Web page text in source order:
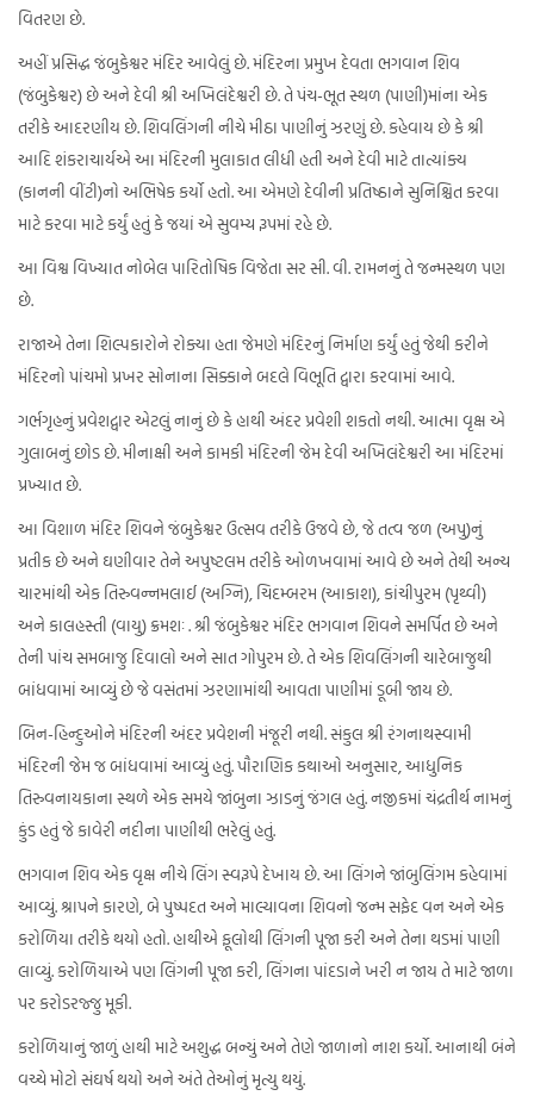
વિતરણ છે.
અહીં પ્રસિદ્ધ જંબુકેશ્વર મંદિર આવેલું છે. મંદિરના પ્રમુખ દેવતા ભગવાન શિવ
(જંબુકેશ્વર) છે અને દેવી શ્રી અખિલંદેશ્વરી છે. તે પંચ-ભૂત સ્થળ (પાણી)માંના એક
તરીકે આદરણીય છે. શિવલિંગની નીચે મીઠા પાણીનું ઝરણું છે. કહેવાય છે કે શ્રી
આદિ શંકરાચાર્યએ આ મંદિરની મુલાકાત લીધી હતી અને દેવી માટે તાત્યાંક્ય
(કાનની વીંટી)નો અભિષેક કર્યો હતો. આ એમણે દેવીની પ્રતિષ્ઠાને સુનિશ્ચિત કરવા
માટે કરવા માટે કર્યું હતું કે જયાં એ સુવમ્ય રૂપમાં રહે છે.
આ વિશ્વ વિખ્યાત નોબેલ પારિતોષિક વિજેતા સર સી. વી. રામનનું તે જન્મસ્થળ પણ
છે.
રાજાએ તેના શિલ્પકારોને રોક્યા હતા જેમણે મંદિરનું નિર્માણ કર્યું હતું જેથી કરીને
મંદિરનો પાંચમો પ્રખર સોનાના સિક્કાને બદલે વિભૂતિ દ્વારા કરવામાં આવે.
ગર્ભગૃહનું પ્રવેશદ્વાર એટલું નાનું છે કે હાથી અંદર પ્રવેશી શકતો નથી. આત્મા વૃક્ષ એ
ગુલાબનું છોડ છે. મીનાક્ષી અને કામકી મંદિરની જેમ દેવી અખિલંદેશ્વરી આ મંદિરમાં
પ્રખ્યાત છે.
આ વિશાળ મંદિર શિવને જંબુકેશ્વર ઉત્સવ તરીકે ઉજવે છે, જે તત્વ જળ (અપુ)નું
પ્રતીક છે અને ઘણીવાર તેને અપુષ્ટલમ તરીકે ઓળખવામાં આવે છે અને તેથી અન્ય
ચારમાંથી એક તિરુવન્નમલાઈ (અગ્નિ), ચિદમ્બરમ (આકાશ), કાંચીપુરમ (પૃથ્વી)
અને કાલહસ્તી (વાયુ) ક્રમશઃ . શ્રી જંબુકેશ્વર મંદિર ભગવાન શિવને સમર્પિત છે અને
તેની પાંચ સમબાજુ દિવાલો અને સાત ગોપુરમ છે. તે એક શિવલિંગની ચારેબાજુથી
બાંધવામાં આવ્યું છે જે વસંતમાં ઝરણામાંથી આવતા પાણીમાં ડૂબી જાય છે.
બિન-હિન્દુઓને મંદિરની અંદર પ્રવેશની મંજૂરી નથી. સંકુલ શ્રી રંગનાથસ્વામી
મંદિરની જેમ જ બાંધવામાં આવ્યું હતું. પૌરાણિક કથાઓ અનુસાર, આધુનિક
તિરુવનાયકાના સ્થળે એક સમયે જાંબુના ઝાડનું જંગલ હતું. નજીકમાં ચંદ્રતીર્થ નામનું
કુંડ હતું જે કાવેરી નદીના પાણીથી ભરેલું હતું.
ભગવાન શિવ એક વૃક્ષ નીચે લિંગ સ્વરૂપે દેખાય છે. આ લિંગને જાંબુલિંગમ કહેવામાં
આવ્યું. શ્રાપને કારણે, બે પુષ્પદત અને માલ્યાવના શિવનો જન્મ સફેદ વન અને એક
કરોળિયા તરીકે થયો હતો. હાથીએ ફૂલોથી લિંગની પૂજા કરી અને તેના થડમાં પાણી
લાવ્યું. કરોળિયાએ પણ લિંગની પૂજા કરી, લિંગના પાંદડાને ખરી ન જાય તે માટે જાળા
પર કરોડરજ્જુ મૂકી.
કરોળિયાનું જાળું હાથી માટે અશુદ્ધ બન્યું અને તેણે જાળાનો નાશ કર્યો. આનાથી બંને
વચ્ચે મોટો સંઘર્ષ થયો અને અંતે તેઓનું મૃત્યુ થયું.